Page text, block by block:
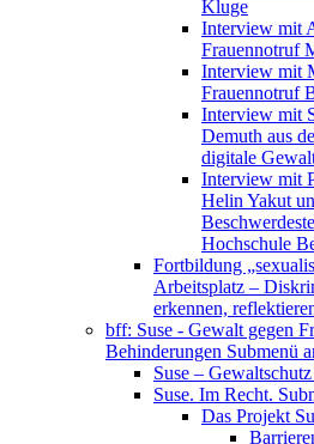
Kluge
Interview mit
Frauennotruf
Interview mit
Frauennotruf
Interview mit
Demuth aus
digitale
Interview mit
Helin Yakut
Hochschule
Fortbildung
Arbeitsplatz –
erkennen,
bff: Suse - Gewalt gegen
Behinderungen Submenü
Suse –
Suse. Im Recht.
Das Projekt